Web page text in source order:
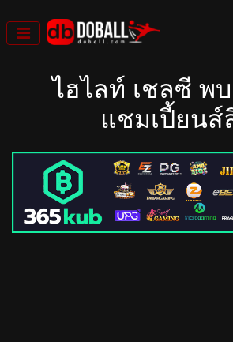
to
content
ไฮไลท์ เชลซี พ
แชมเปี้ยนส์